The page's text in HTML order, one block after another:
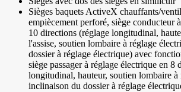
Sièges baquets ActiveX chauffants/
empiècement perforé, siège conducteur
10 directions (réglage longitudinal,
l'assise, soutien lombaire à réglage
dossier à réglage électrique) avec
siège passager à réglage électrique en 8
longitudinal, hauteur, soutien lombaire à
inclinaison du dossier à réglage